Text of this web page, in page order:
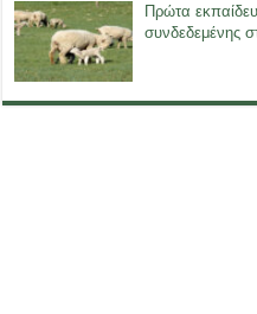
Πρώτα
συνδεδεμένης